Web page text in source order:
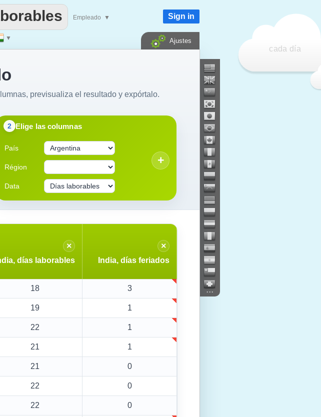
cada día
▼
Empleado ▼ Sign in
Ajustes
...
previsualiza el resultado y expórtalo.
2 Elige las columnas
País
Région
Data
+
×
días laborables
×
India, días feriados
18 3
19 1
22 1
21 1
21 0
22 0
22 0